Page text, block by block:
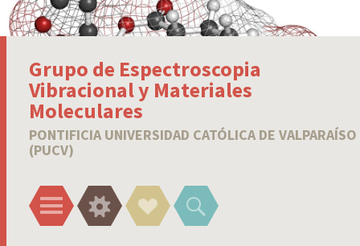
Grupo de Espectroscopia
Vibracional y Materiales
Moleculares
PONTIFICIA UNIVERSIDAD CATÓLICA DE VALPARAÍSO
(PUCV)
Menu WidgetsSocial
Links
Search